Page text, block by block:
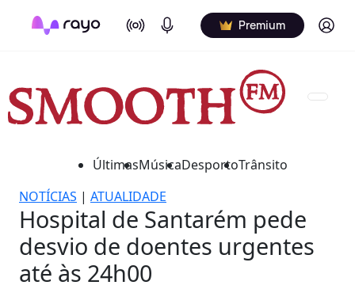
On Air Podcasts Premium Log in
ÚltimasMúsicaDesportoTrânsito
NOTÍCIAS | ATUALIDADE
Hospital de Santarém pede
desvio de doentes urgentes
até às 24h00